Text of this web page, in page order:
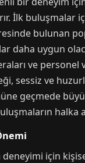
İlk buluşmalar
bulunan
daha uygun
ve
sessiz ve
geçmede
halka
için